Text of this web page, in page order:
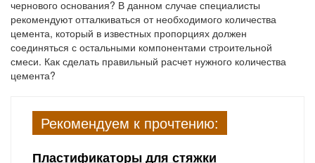
чернового основания? В данном случае специалисты
рекомендуют отталкиваться от необходимого количества
цемента, который в известных пропорциях должен
соединяться с остальными компонентами строительной
смеси. Как сделать правильный расчет нужного количества
цемента?
Рекомендуем к прочтению:
Пластификаторы для стяжки